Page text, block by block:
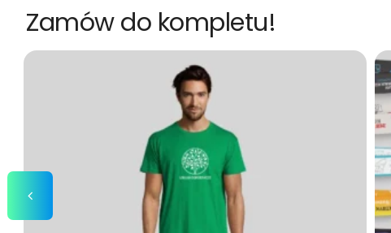
wariantów.
Opcje
można
Zamów do kompletu!